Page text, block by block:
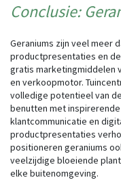
Conclusie:
Geraniums zijn veel meer
productpresentaties en
gratis marketingmiddelen
en verkoopmotor.
volledige potentieel van
benutten met
klantcommunicatie en
productpresentaties
positioneren geraniums
veelzijdige bloeiende
elke buitenomgeving.